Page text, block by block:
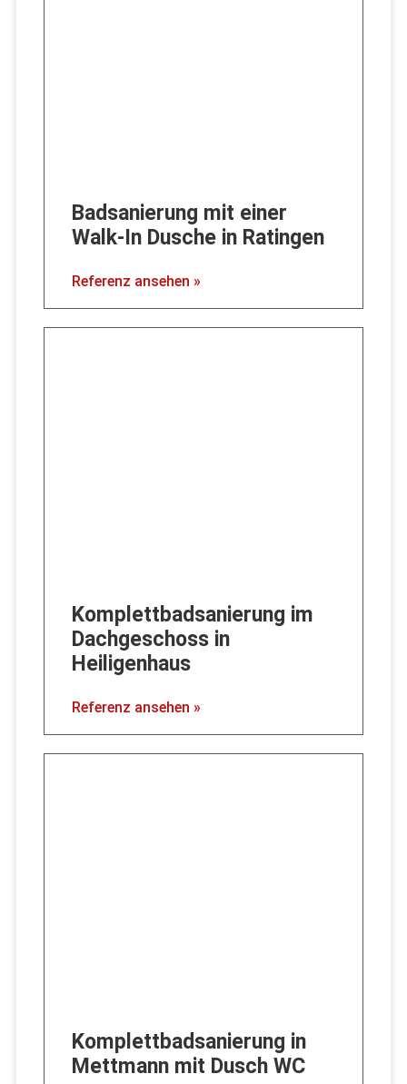
Badsanierung mit einer
Walk-In Dusche in Ratingen
Referenz ansehen »
Komplettbadsanierung im
Dachgeschoss in
Heiligenhaus
Referenz ansehen »
Komplettbadsanierung in
Mettmann mit Dusch WC